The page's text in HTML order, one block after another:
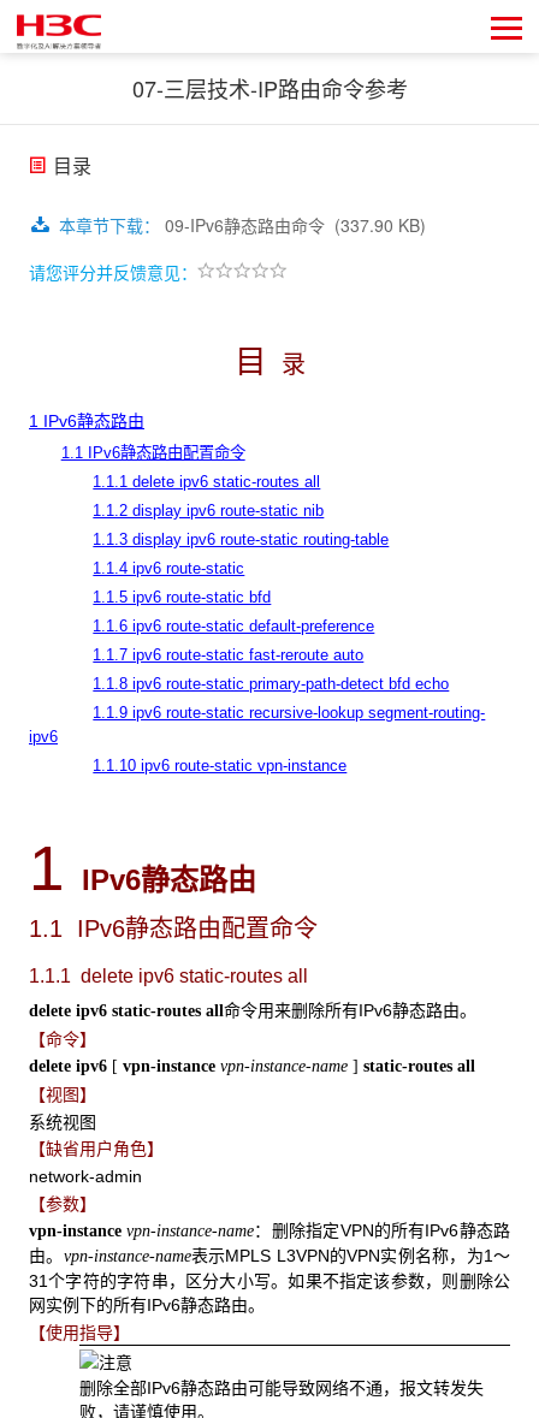
07-三层技术-IP路由命令参考
目录
本章节下载： 09-IPv6静态路由命令 (337.90 KB)
请您评分并反馈意见：
目 录
1 IPv6静态路由
1.1 IPv6静态路由配置命令
1.1.1 delete ipv6 static-routes all
1.1.2 display ipv6 route-static nib
1.1.3 display ipv6 route-static routing-table
1.1.4 ipv6 route-static
1.1.5 ipv6 route-static bfd
1.1.6 ipv6 route-static default-preference
1.1.7 ipv6 route-static fast-reroute auto
1.1.8 ipv6 route-static primary-path-detect bfd echo
1.1.9 ipv6 route-static recursive-lookup segment-routing-
ipv6
1.1.10 ipv6 route-static vpn-instance
1 IPv6静态路由
1.1 IPv6静态路由配置命令
1.1.1 delete ipv6 static-routes all
delete ipv6 static-routes all 命令用来删除所有IPv6静态路由。
【命令】
delete ipv6 [ vpn-instance vpn-instance-name ] static-routes all
【视图】
系统视图
【缺省用户角色】
network-admin
【参数】
vpn-instance vpn-instance-name：删除指定VPN的所有IPv6静态路
由。 vpn-instance-name表示MPLS L3VPN的VPN实例名称，为1～
31个字符的字符串，区分大小写。如果不指定该参数，则删除公
网实例下的所有IPv6静态路由。
【使用指导】
删除全部IPv6静态路由可能导致网络不通，报文转发失
败，请谨慎使用。